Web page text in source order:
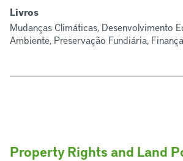
Livros
Mudanças Climáticas, Desenvolvimento
Ambiente, Preservação Fundiária,
Property Rights and Land